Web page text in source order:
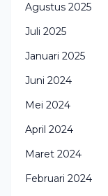
Agustus 2025
Juli 2025
Januari 2025
Juni 2024
Mei 2024
April 2024
Maret 2024
Februari 2024